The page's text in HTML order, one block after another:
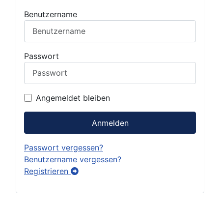
Benutzername
Passwort
Angemeldet bleiben
Anmelden
Passwort vergessen?
Benutzername vergessen?
Registrieren